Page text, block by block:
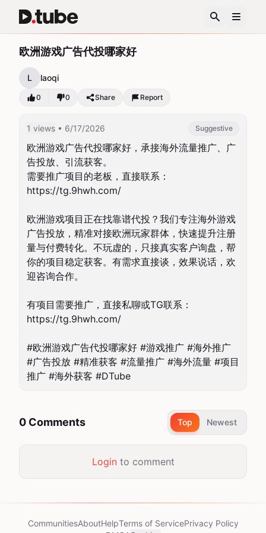
欧洲游戏广告代投哪家好
L laoqi
0 0 Share Report
1 views • 6/17/2026 Suggestive
欧洲游戏广告代投哪家好，承接海外流量推广、广
告投放、引流获客。
需要推广项目的老板，直接联系：
https://tg.9hwh.com/
欧洲游戏项目正在找靠谱代投？我们专注海外游戏
广告投放，精准对接欧洲玩家群体，快速提升注册
量与付费转化。不玩虚的，只接真实客户询盘，帮
你的项目稳定获客。有需求直接谈，效果说话，欢
迎咨询合作。
有项目需要推广，直接私聊或TG联系：
https://tg.9hwh.com/
#欧洲游戏广告代投哪家好 #游戏推广 #海外推广
#广告投放 #精准获客 #流量推广 #海外流量 #项目
推广 #海外获客 #DTube
0 Comments Top Newest
Loginto comment
CommunitiesAboutHelpTerms of ServicePrivacy Policy